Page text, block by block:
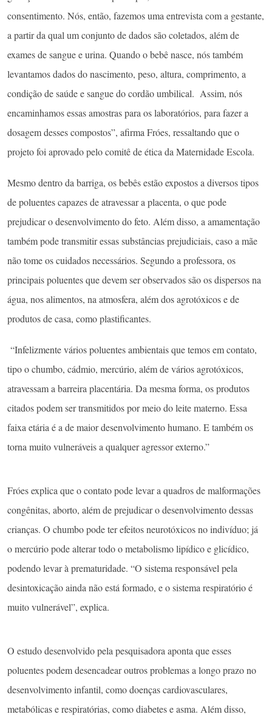
consentimento. Nós, então, fazemos uma entrevista com a gestante,
a partir da qual um conjunto de dados são coletados, além de
exames de sangue e urina. Quando o bebê nasce, nós também
levantamos dados do nascimento, peso, altura, comprimento, a
condição de saúde e sangue do cordão umbilical. Assim, nós
encaminhamos essas amostras para os laboratórios, para fazer a
dosagem desses compostos”, afirma Fróes, ressaltando que o
projeto foi aprovado pelo comitê de ética da Maternidade Escola.
Mesmo dentro da barriga, os bebês estão expostos a diversos tipos
de poluentes capazes de atravessar a placenta, o que pode
prejudicar o desenvolvimento do feto. Além disso, a amamentação
também pode transmitir essas substâncias prejudiciais, caso a mãe
não tome os cuidados necessários. Segundo a professora, os
principais poluentes que devem ser observados são os dispersos na
água, nos alimentos, na atmosfera, além dos agrotóxicos e de
produtos de casa, como plastificantes.
“Infelizmente vários poluentes ambientais que temos em contato,
tipo o chumbo, cádmio, mercúrio, além de vários agrotóxicos,
atravessam a barreira placentária. Da mesma forma, os produtos
citados podem ser transmitidos por meio do leite materno. Essa
faixa etária é a de maior desenvolvimento humano. E também os
torna muito vulneráveis a qualquer agressor externo.”
Fróes explica que o contato pode levar a quadros de malformações
congênitas, aborto, além de prejudicar o desenvolvimento dessas
crianças. O chumbo pode ter efeitos neurotóxicos no indivíduo; já
o mercúrio pode alterar todo o metabolismo lipídico e glicídico,
podendo levar à prematuridade. “O sistema responsável pela
desintoxicação ainda não está formado, e o sistema respiratório é
muito vulnerável”, explica.
O estudo desenvolvido pela pesquisadora aponta que esses
poluentes podem desencadear outros problemas a longo prazo no
desenvolvimento infantil, como doenças cardiovasculares,
metabólicas e respiratórias, como diabetes e asma. Além disso,